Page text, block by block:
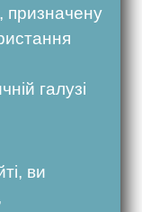
призначену
галузі
ви